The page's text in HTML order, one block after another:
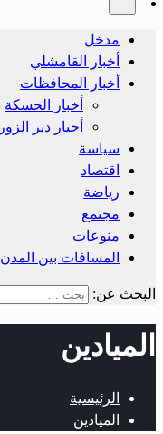
مدخل
أخبار القامشلي
أخبار المحافظات
أخبار الحسكة
أحبار دير الزور
سياسة
اقتصاد
رياضة
مجتمع
منوعات
المسافات بين المدن
البحث عن:
الميادين
الرئيسية
الميادين